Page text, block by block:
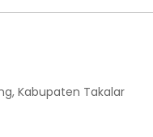
Kabupaten Takalar